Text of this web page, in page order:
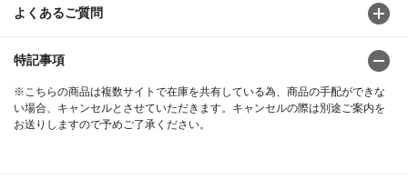
よくあるご質問
特記事項
※こちらの商品は複数サイトで在庫を共有している為、商品の手配ができな
い場合、キャンセルとさせていただきます。キャンセルの際は別途ご案内を
お送りしますので予めご了承ください。